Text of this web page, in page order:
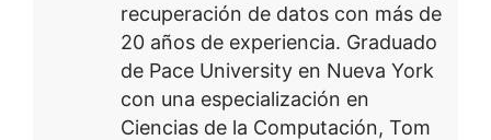
recuperación de datos con más de
20 años de experiencia. Graduado
de Pace University en Nueva York
con una especialización en
Ciencias de la Computación, Tom